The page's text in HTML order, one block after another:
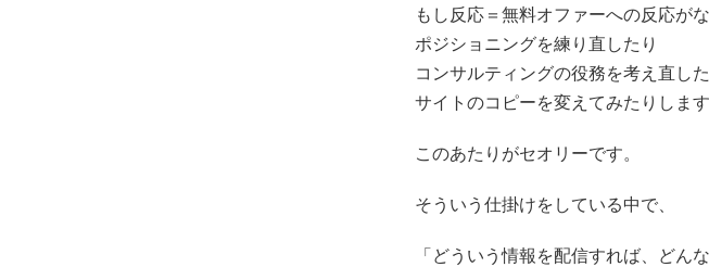
もし反応＝無料オファーへの反応が
ポジショニングを練り直したり
コンサルティングの役務を考え直した
サイトのコピーを変えてみたりします
このあたりがセオリーです。
そういう仕掛けをしている中で、
「どういう情報を配信すれば、どん